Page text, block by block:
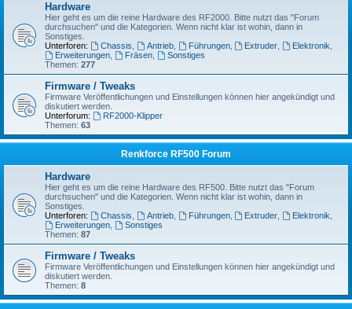
Hardware
Hier geht es um die reine Hardware des RF2000. Bitte nutzt das "Forum
durchsuchen" und die Kategorien. Wenn nicht klar ist wohin, dann in
Sonstiges.
Unterforen:
Chassis Antrieb, Führungen, Extruder Elektronik
Erweiterungen, Fräsen,
Sonstiges
Themen: 277
Firmware / Tweaks
Firmware Veröffentlichungen und Einstellungen können hier angekündigt und
diskutiert werden.
Unterforum:
RF2000-Klipper
Themen: 63
Renkforce RF500 Forum
Hardware
Hier geht es um die reine Hardware des RF500. Bitte nutzt das "Forum
durchsuchen" und die Kategorien. Wenn nicht klar ist wohin, dann in
Sonstiges.
Unterforen:
Chassis Antrieb, Führungen, Extruder Elektronik
Erweiterungen,
Sonstiges
Themen: 87
Firmware / Tweaks
Firmware Veröffentlichungen und Einstellungen können hier angekündigt und
diskutiert werden.
Themen: 8